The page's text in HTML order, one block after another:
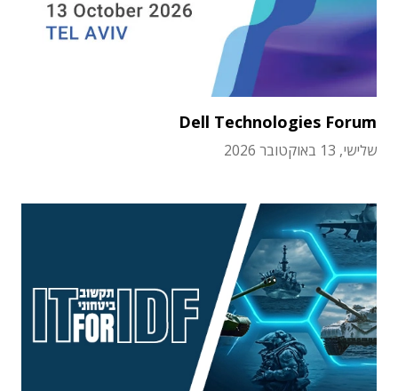
Dell Technologies Forum
שלישי, 13 באוקטובר 2026